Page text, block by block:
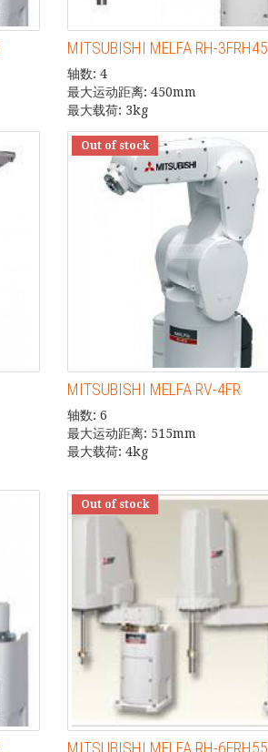
MITSUBISHI MELFA RH-3FRH45
轴数: 4
最大运动距离: 450mm
最大载荷: 3kg
Out of stock
MITSUBISHI MELFA RV-4FR
轴数: 6
最大运动距离: 515mm
最大载荷: 4kg
Out of stock
MITSUBISHI MELFA RH-6FRH55